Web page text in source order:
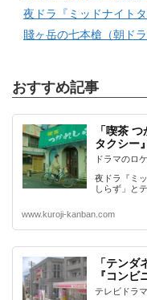
夜ドラ『ミッドナイト
賤ヶ岳の七本槍（朝ド
おすすめ記事
「喫茶
タクシー
ドラマのロ
夜ドラ『ミ
しらず」と
www.kuroji-kanban.com
「テン
『コンビ
テレビドラ